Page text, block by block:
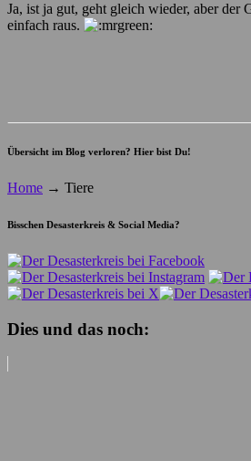
Ja, ist ja gut, geht gleich wieder, aber der
einfach raus.
Übersicht im Blog verloren? Hier bist Du!
Home → Tiere
Bisschen Desasterkreis & Social Media?
Dies und das noch: